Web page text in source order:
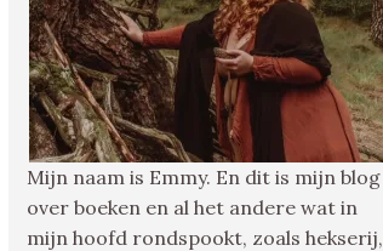
Mijn naam is Emmy. En dit is mijn blog
over boeken en al het andere wat in
mijn hoofd rondspookt, zoals hekserij,